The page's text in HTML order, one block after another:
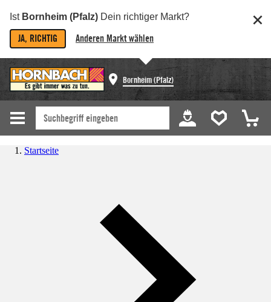
Ist Bornheim (Pfalz) Dein richtiger Markt?
JA, RICHTIG Anderen Markt wählen
Bornheim (Pfalz)
Startseite